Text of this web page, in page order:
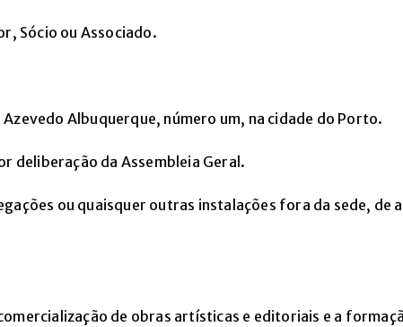
Sócio ou Associado.
Albuquerque, número um, na cidade do Porto.
deliberação da Assembleia Geral.
ou quaisquer outras instalações fora da sede, de
de obras artísticas e editoriais e a